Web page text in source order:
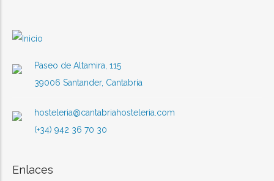
Paseo de Altamira, 115
39006 Santander, Cantabria
hosteleria@cantabriahosteleria.com
(+34) 942 36 70 30
Enlaces